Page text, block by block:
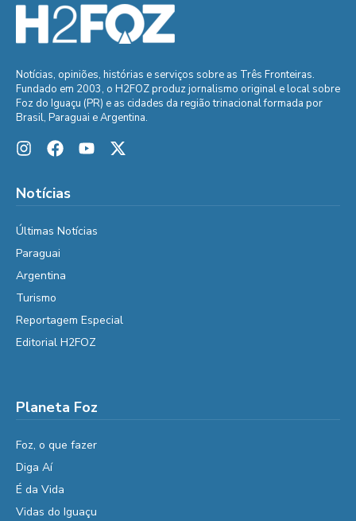
Notícias, opiniões, histórias e serviços sobre as Três Fronteiras.
Fundado em 2003, o H2FOZ produz jornalismo original e local sobre
Foz do Iguaçu (PR) e as cidades da região trinacional formada por
Brasil, Paraguai e Argentina.
Notícias
Últimas Notícias
Paraguai
Argentina
Turismo
Reportagem Especial
Editorial H2FOZ
Planeta Foz
Foz, o que fazer
Diga Aí
É da Vida
Vidas do Iguaçu